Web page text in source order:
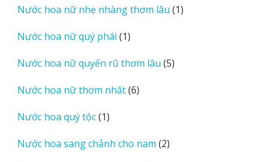
phẩm
Nước hoa nữ nhẹ nhàng thơm lâu 11
Nước hoa nữ quý phái 11
phẩm
Nước hoa nữ quyến rũ thơm lâu 55
Nước hoa nữ thơm nhất 66
Nước hoa quý tộc 11
phẩm
Nước hoa sang chảnh cho nam 22